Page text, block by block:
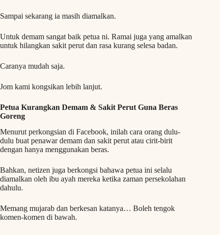
Sampai sekarang ia masih diamalkan.
Untuk demam sangat baik petua ni. Ramai juga yang amalkan
untuk hilangkan sakit perut dan rasa kurang selesa badan.
Caranya mudah saja.
Jom kami kongsikan lebih lanjut.
Petua Kurangkan Demam & Sakit Perut Guna Beras
Goreng
Menurut perkongsian di Facebook, inilah cara orang dulu-
dulu buat penawar demam dan sakit perut atau cirit-birit
dengan hanya menggunakan beras.
Bahkan, netizen juga berkongsi bahawa petua ini selalu
diamalkan oleh ibu ayah mereka ketika zaman persekolahan
dahulu.
Memang mujarab dan berkesan katanya… Boleh tengok
komen-komen di bawah.